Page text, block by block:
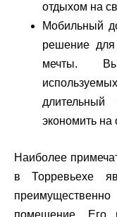
отдыхом на
Мобильный
решение для
мечты.
экономить на
Наиболее
в Торревьехе
помещение. Его